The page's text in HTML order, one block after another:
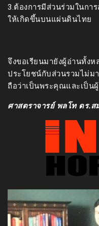
3.ต้องการมีส่วนร่วมในกา
ให้เกิดขึ้นบนแผ่นดินไทย
จึงขอเรียนมายังผู้อ่านทั้งห
ประโยชน์กับส่วนรวมไม่ม
ถือว่าเป็นพระคุณและเป็น
ศาสตราจารย์ พลโท ดร.ส